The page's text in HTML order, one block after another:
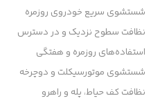
شستشوی سریع خودروی روزمره
نظافت سطوح نزدیک و در دسترس
استفاده‌های روزمره و هفتگی
شستشوی موتورسیکلت و دوچرخه
نظافت کف حیاط، پله و راهرو